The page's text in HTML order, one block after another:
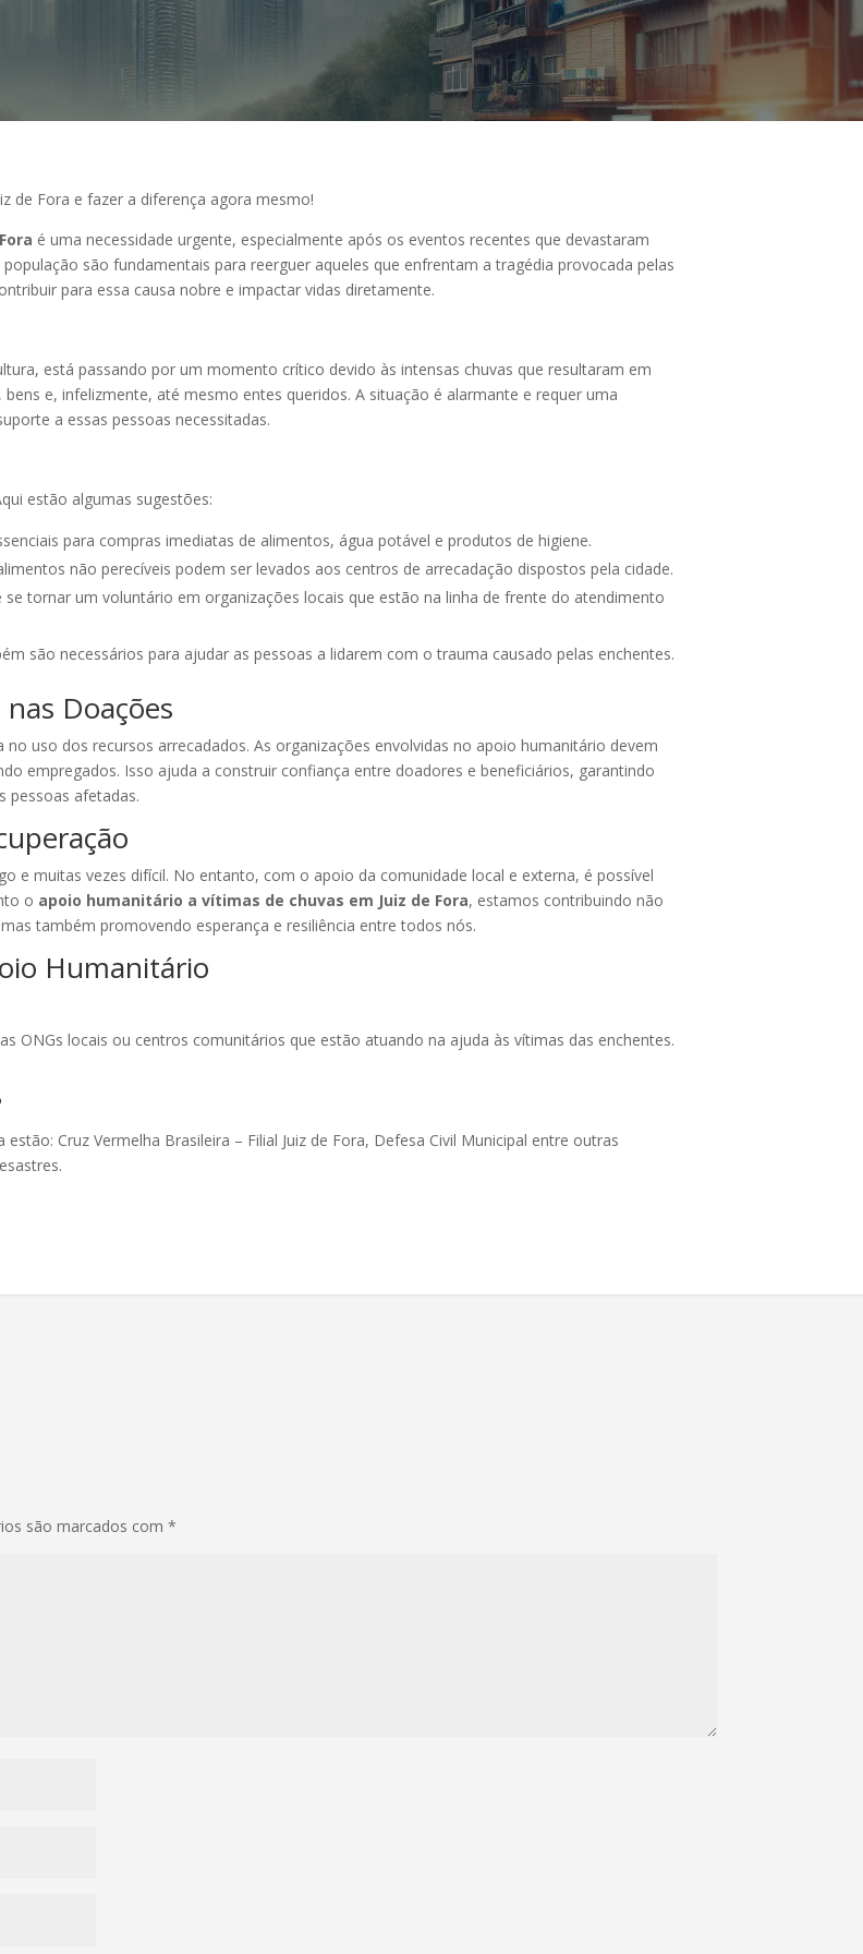
de Fora e fazer a diferença agora mesmo!
é uma necessidade urgente, especialmente após os eventos recentes que devastaram
são fundamentais para reerguer aqueles que enfrentam a tragédia provocada pelas
para essa causa nobre e impactar vidas diretamente.
está passando por um momento crítico devido às intensas chuvas que resultaram em
e, infelizmente, até mesmo entes queridos. A situação é alarmante e requer uma
a essas pessoas necessitadas.
estão algumas sugestões:
para compras imediatas de alimentos, água potável e produtos de higiene.
não perecíveis podem ser levados aos centros de arrecadação dispostos pela cidade.
tornar um voluntário em organizações locais que estão na linha de frente do atendimento
são necessários para ajudar as pessoas a lidarem com o trauma causado pelas enchentes.
Doações
uso dos recursos arrecadados. As organizações envolvidas no apoio humanitário devem
empregados. Isso ajuda a construir confiança entre doadores e beneficiários, garantindo
pessoas afetadas.
e muitas vezes difícil. No entanto, com o apoio da comunidade local e externa, é possível
o apoio humanitário a vítimas de chuvas em Juiz de Fora, estamos contribuindo não
também promovendo esperança e resiliência entre todos nós.
Humanitário
ONGs locais ou centros comunitários que estão atuando na ajuda às vítimas das enchentes.
Cruz Vermelha Brasileira – Filial Juiz de Fora, Defesa Civil Municipal entre outras
são marcados com*